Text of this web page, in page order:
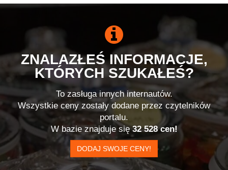
ZNALAZŁEŚ INFORMACJE,
KTÓRYCH SZUKAŁEŚ?
To zasługa innych internautów.
Wszystkie ceny zostały dodane przez czytelników
portalu.
W bazie znajduje się32 528 cen!
DODAJ SWOJE CENY!